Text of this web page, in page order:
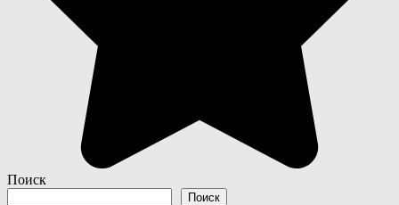
Поиск
Поиск